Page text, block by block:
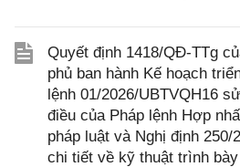
Quyết định 1418/QĐ-TTg
phủ ban hành Kế hoạch
lệnh 01/2026/UBTVQH16
điều của Pháp lệnh Hợp
pháp luật và Nghị định
chi tiết về kỹ thuật trình